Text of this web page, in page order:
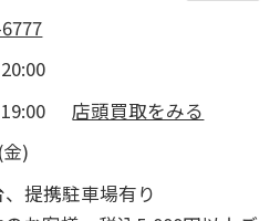
店頭買取をみる
)
提携駐車場有り